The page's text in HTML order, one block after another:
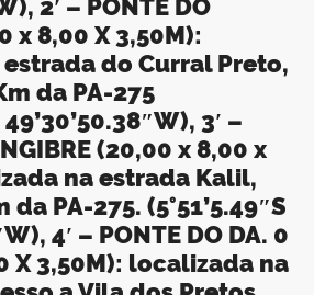
2′ – PONTE DO
x 8,00 X 3,50M):
do Curral Preto,
da PA-275
3′ –
(20,00 x 8,00 x
na estrada Kalil,
PA-275. (5°51’5.49″S
4′ – PONTE DO DA. 0
X 3,50M): localizada na